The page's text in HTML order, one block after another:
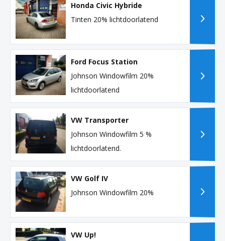
Honda Civic Hybride
Tinten 20% lichtdoorlatend
Ford Focus Station
Johnson Windowfilm 20%
lichtdoorlatend
VW Transporter
Johnson Windowfilm 5 %
lichtdoorlatend.
VW Golf IV
Johnson Windowfilm 20%
VW Up!